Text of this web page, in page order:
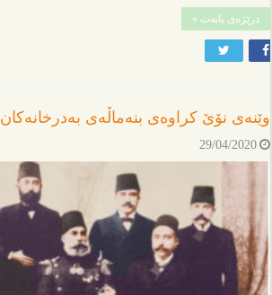
درێژەی بابەت »
وێنەی نۆێ کراوەی بنەماڵەی بەدرخانەکان
29/04/2020